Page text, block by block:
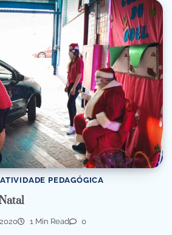
ATIVIDADE PEDAGÓGICA
1 Min Read 0